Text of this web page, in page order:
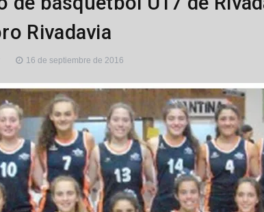
Rivadavia
16 de septiembre de 2016